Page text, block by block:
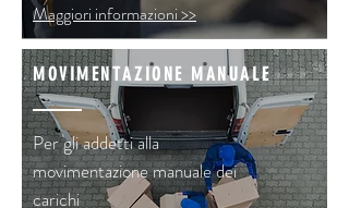
Maggiori informazioni >>
MOVIMENTAZIONE MANUALE
Per gli addetti alla
movimentazione manuale dei
carichi